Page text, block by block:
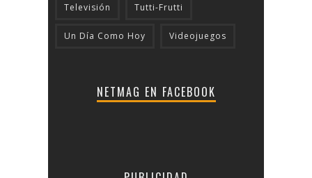
Televisión Tutti-Frutti
Un Día Como Hoy Videojuegos
NETMAG EN FACEBOOK